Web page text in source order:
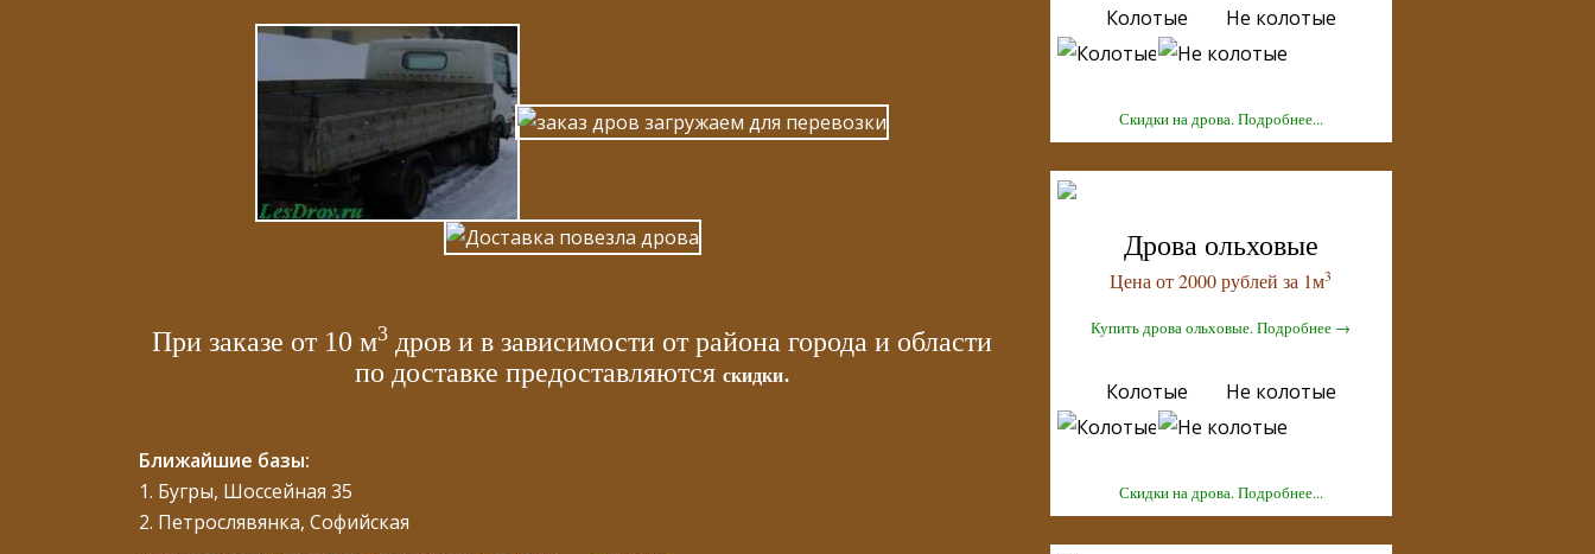
При заказе от 10 м3 дров и в зависимости от района города и области
по доставке предоставляются скидки.
Ближайшие базы:
1. Бугры, Шоссейная 35
2. Петрослявянка, Софийская
Колотые Не колотые
Скидки на дрова. Подробнее...
Дрова ольховые
Цена от 2000 рублей за 1м3
Купить дрова ольховые. Подробнее →
Колотые Не колотые
Скидки на дрова. Подробнее...